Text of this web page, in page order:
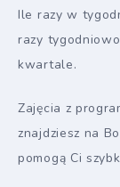
Ile razy w
razy
kwartale.
Zajęcia z
znajdziesz na
pomogą Ci